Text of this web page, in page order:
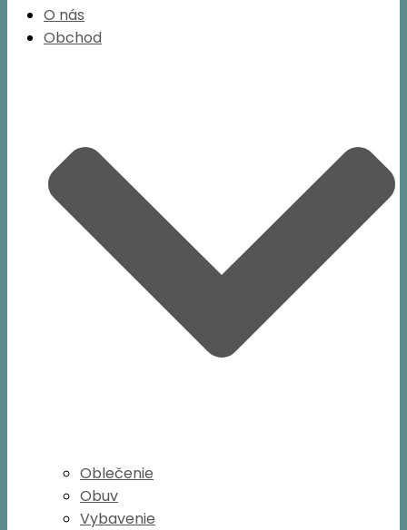
O nás
Obchod
Oblečenie
Obuv
Vybavenie